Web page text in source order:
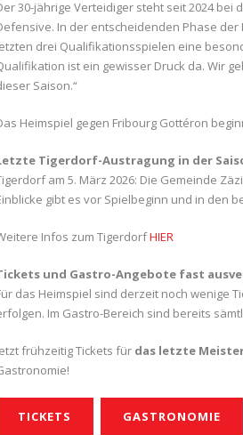
30-jährige Verteidiger steht seit 2024 bei
In der entscheidenden Phase
drei Qualifikationsspielen eine
ist ein gewisser Druck da. Wir
Saison.“
Heimspiel gegen Fribourg Gottéron
Tigerdorf-Austragung in der
am 5. März 2026: Die Gemeinde
gibt es vor Spielbeginn und in den
Infos zum TigerdorfHIER
und Gastro-Angebote fast
das Heimspiel sind derzeit noch wenige
Im Gastro-Bereich sind bereits
frühzeitig Tickets für das letzte
TICKETS GASTRONOMIE